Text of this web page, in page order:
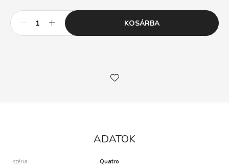
KOSÁRBA
ADATOK
széria Quatro